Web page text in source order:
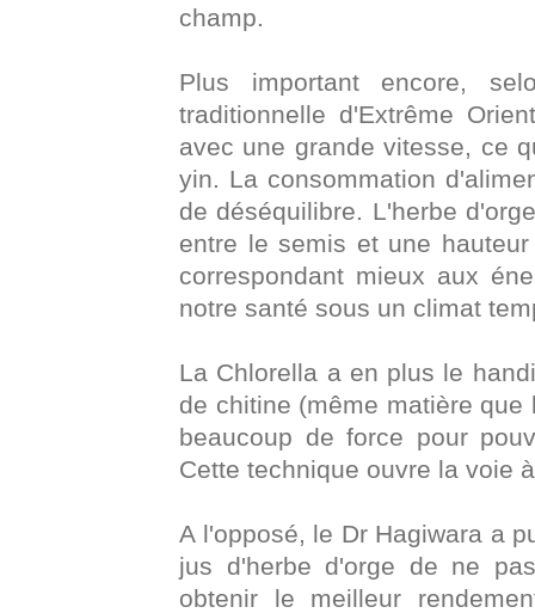
champ.
Plus important encore,
traditionnelle d'Extrême
avec une grande vitesse, ce
yin. La consommation
de déséquilibre. L'herbe
entre le semis et une
correspondant mieux aux
notre santé sous un climat
La Chlorella a en plus le
de chitine (même matière
beaucoup de force pour
Cette technique ouvre la voie
A l'opposé, le Dr Hagiwara a
jus d'herbe d'orge de ne
obtenir le meilleur